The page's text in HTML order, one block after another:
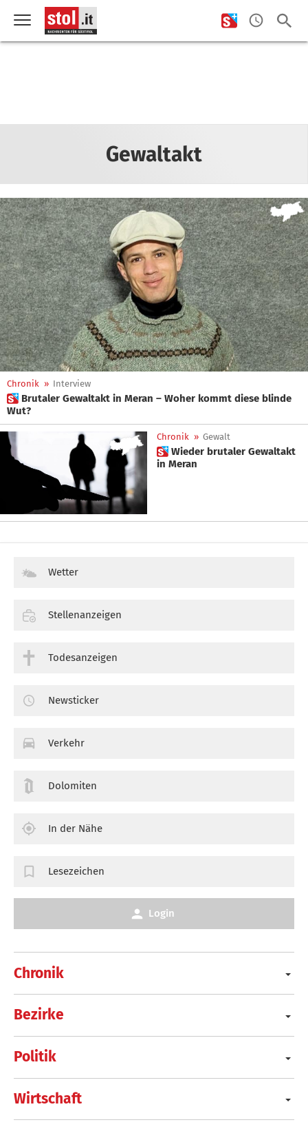
Gewaltakt
Chronik » Interview
 Brutaler Gewaltakt in Meran – Woher kommt diese blinde
Wut?
Chronik » Gewalt
 Wieder brutaler Gewaltakt
in Meran
Chronik
Bezirke
Politik
Wirtschaft
Wetter
Stellenanzeigen
Todesanzeigen
Newsticker
Verkehr
Dolomiten
In der Nähe
Lesezeichen
Login